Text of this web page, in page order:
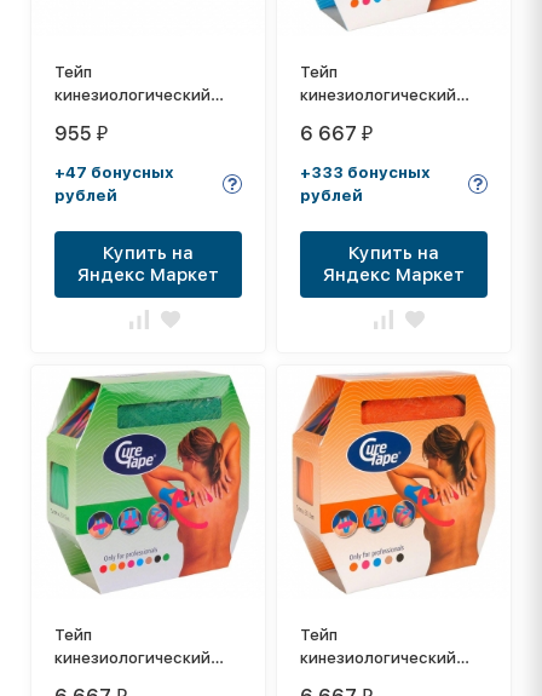
Тейп
кинезиологический
см x 5 м, арт. 160684,
перфорированный,
розовый
955₽
+47 бонусных
рублей
Купить на
Яндекс Маркет
Тейп
кинезиологический
Blue, 5 см x 31.5 м,
арт. 160332, голубой
6 667₽
+333 бонусных
рублей
Купить на
Яндекс Маркет
Тейп
кинезиологический
Тейп
кинезиологический